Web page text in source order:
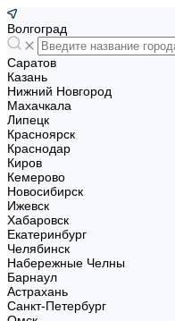
Волгоград
Саратов
Казань
Нижний Новгород
Махачкала
Липецк
Красноярск
Краснодар
Киров
Кемерово
Новосибирск
Ижевск
Хабаровск
Екатеринбург
Челябинск
Набережные Челны
Барнаул
Астрахань
Санкт-Петербург